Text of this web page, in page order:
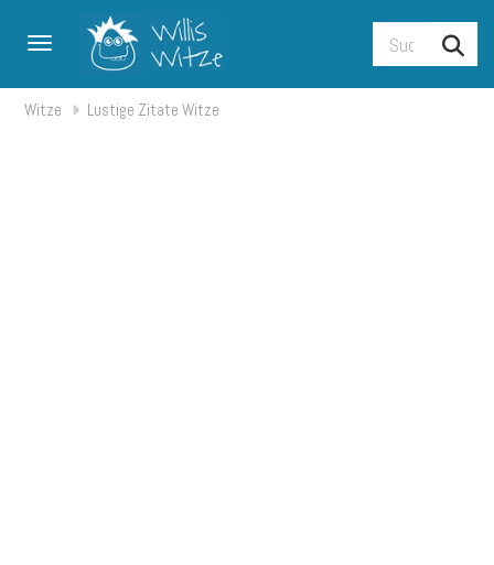
Toggle navigation
Witze Lustige Zitate Witze